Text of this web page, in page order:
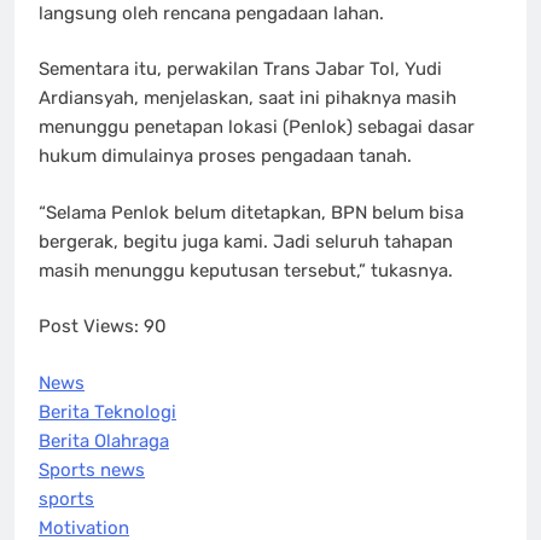
langsung oleh rencana pengadaan lahan.
Sementara itu, perwakilan Trans Jabar Tol, Yudi
Ardiansyah, menjelaskan, saat ini pihaknya masih
menunggu penetapan lokasi (Penlok) sebagai dasar
hukum dimulainya proses pengadaan tanah.
“Selama Penlok belum ditetapkan, BPN belum bisa
bergerak, begitu juga kami. Jadi seluruh tahapan
masih menunggu keputusan tersebut,” tukasnya.
Post Views: 90
News
Berita Teknologi
Berita Olahraga
Sports news
sports
Motivation